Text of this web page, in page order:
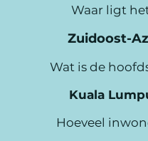
Waar ligt
Zuidoost-
Wat is de
Kuala
Hoeveel